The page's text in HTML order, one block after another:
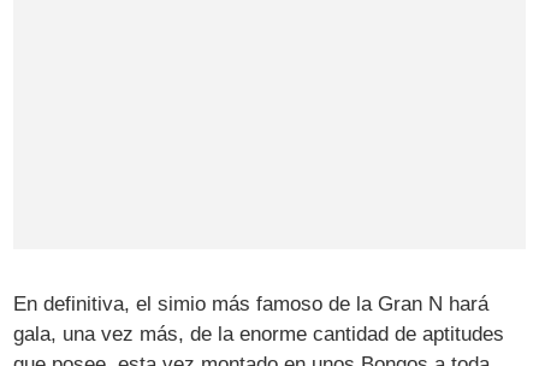
En definitiva, el simio más famoso de la Gran N hará
gala, una vez más, de la enorme cantidad de aptitudes